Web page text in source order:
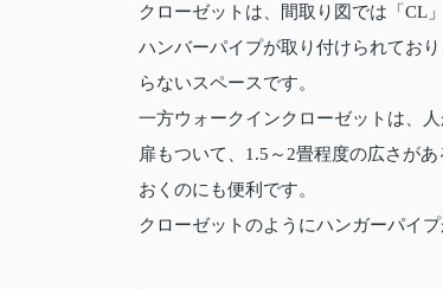
クローゼットは、間取り図では「CL
ハンバーパイプが取り付けられてお
らないスペースです。
一方ウォークインクローゼットは、
扉もついて、1.5～2畳程度の広さが
おくのにも便利です。
クローゼットのようにハンガーパイ